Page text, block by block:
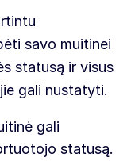
savo muitinei
statusą ir visus
gali nustatyti.
gali
statusą.